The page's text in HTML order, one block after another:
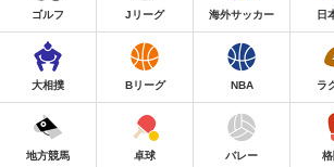
ゴルフ Jリーグ 海外サッカー 日
大相撲 Bリーグ NBA ラ
地方競馬 卓球 バレー